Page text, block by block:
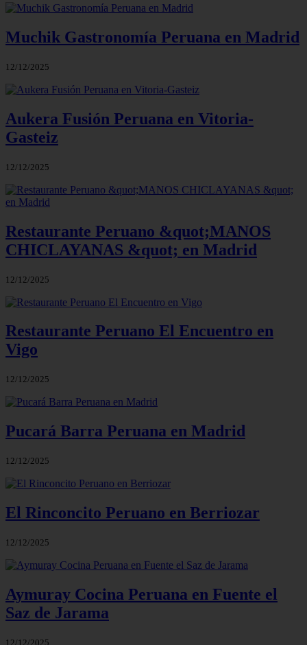
Muchik Gastronomía Peruana en Madrid
12/12/2025
Aukera Fusión Peruana en Vitoria-
Gasteiz
12/12/2025
Restaurante Peruano &quot;MANOS
CHICLAYANAS &quot; en Madrid
12/12/2025
Restaurante Peruano El Encuentro en
Vigo
12/12/2025
Pucará Barra Peruana en Madrid
12/12/2025
El Rinconcito Peruano en Berriozar
12/12/2025
Aymuray Cocina Peruana en Fuente el
Saz de Jarama
12/12/2025